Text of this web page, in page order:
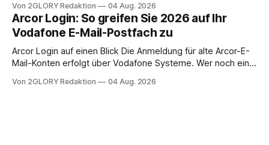
abwesenheiten und die gesamte kommunikation rund um
Ihr personal digital zu organisieren. In diesem Leitfaden
erfahren Sie alles, was Sie für einen reibungslosen Einstieg
brauchen, von der Registrierung
Von 2GLORY Redaktion 04 Aug. 2026
Arcor Login: So greifen Sie 2026 auf Ihr
Vodafone E-Mail-Postfach zu
Arcor Login auf einen Blick Die Anmeldung für alte Arcor-E-
Mail-Konten erfolgt über Vodafone Systeme. Wer noch eine
besitzt, loggt sich heute über das Vodafone E-Mail & Cloud
Von 2GLORY Redaktion 04 Aug. 2026